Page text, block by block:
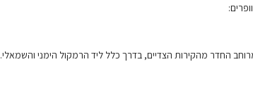
החדר מהקירות הצדיים, בדרך כלל ליד הרמקול הימני והשמאלי.